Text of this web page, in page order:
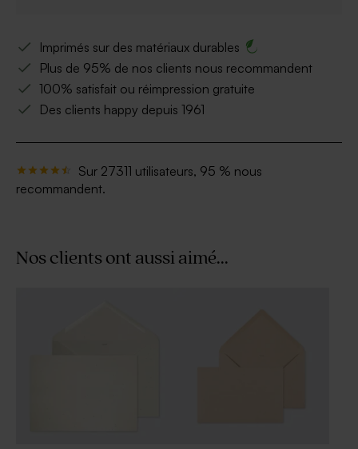
Imprimés sur des matériaux durables
Plus de 95% de nos clients nous recommandent
100% satisfait ou réimpression gratuite
Des clients happy depuis 1961
Sur 27311 utilisateurs, 95 % nous
recommandent.
Nos clients ont aussi aimé...